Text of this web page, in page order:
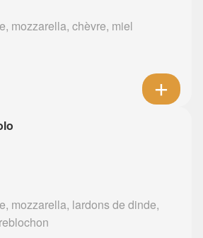
mozzarella, chèvre, miel
mozzarella, lardons de dinde,